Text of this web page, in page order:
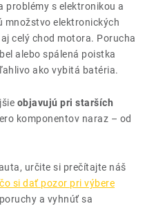
problémy s elektronikou a
množstvo elektronických
celý chod motora. Porucha
alebo spálená poistka
ako vybitá batéria.
objavujú pri starších
komponentov naraz – od
určite si prečítajte náš
si dať pozor pri výbere
a vyhnúť sa